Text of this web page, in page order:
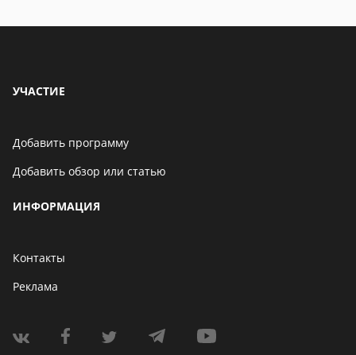
УЧАСТИЕ
Добавить программу
Добавить обзор или статью
ИНФОРМАЦИЯ
Контакты
Реклама